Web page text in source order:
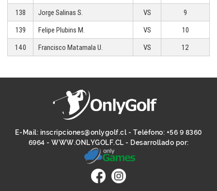
138
Jorge Salinas S. VS
9
139
Felipe Plubins M. VS
10
140
Francisco Matamala U. VS 12
E-Mail: inscripciones@onlygolf.cl - Teléfono: +56 9 8360
6964 - WWW.ONLYGOLF.CL - Desarrollado por: